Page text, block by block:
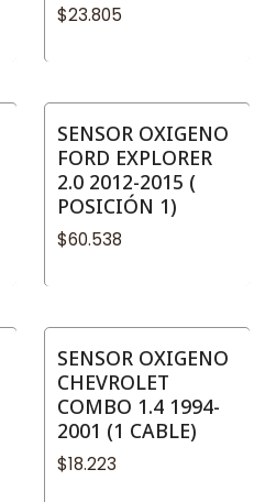
$23.805
SENSOR OXIGENO
FORD EXPLORER
2.0 2012-2015 (
POSICIÓN 1)
$60.538
SENSOR OXIGENO
CHEVROLET
COMBO 1.4 1994-
2001 (1 CABLE)
$18.223